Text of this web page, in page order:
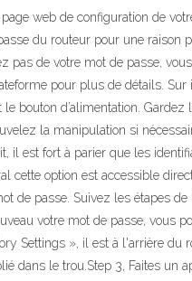
web de configuration de
du routeur pour une raison
pas de votre mot de passe,
pour plus de détails.
bouton d’alimentation. Gardez
la manipulation si
il est fort à parier que les
cette option est accessible
passe. Suivez les étapes
votre mot de passe, vous
Settings », il est à l'arrière du
dans le trou.Step 3, Faites un